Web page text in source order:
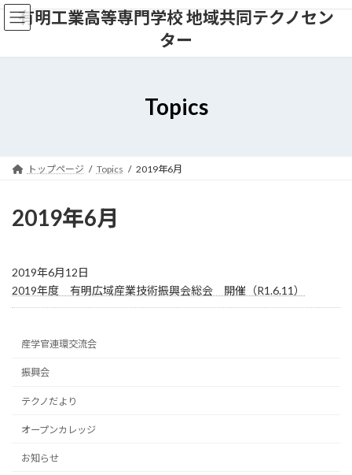
コ
ン
ン
ナ
ビ
ー
有明工業高等専門学校 地域共同テクノセン
ター
Topics
トップページ Topics 2019年6月
2019年6月
2019年6月12日
2019年度 有明広域産業技術振興会総会 開催（R1.6.11）
産学官連環交流会
振興会
テクノだより
オープンカレッジ
お知らせ